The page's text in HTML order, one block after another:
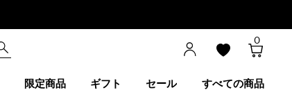
0
限定商品 ギフト セール すべての商品